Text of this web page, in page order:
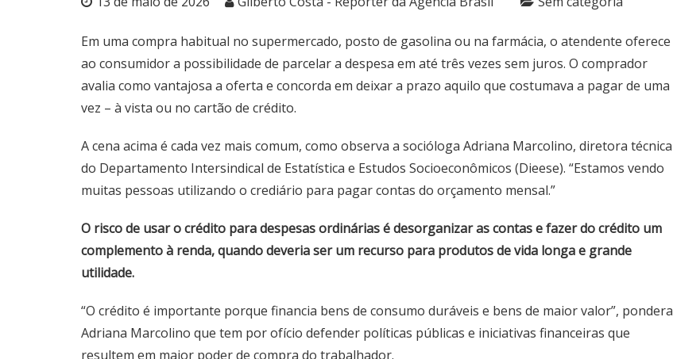
Em uma compra habitual no supermercado, posto de gasolina ou na farmácia, o atendente oferece
ao consumidor a possibilidade de parcelar a despesa em até três vezes sem juros. O comprador
avalia como vantajosa a oferta e concorda em deixar a prazo aquilo que costumava a pagar de uma
vez – à vista ou no cartão de crédito.
A cena acima é cada vez mais comum, como observa a socióloga Adriana Marcolino, diretora técnica
do Departamento Intersindical de Estatística e Estudos Socioeconômicos (Dieese). “Estamos vendo
muitas pessoas utilizando o crediário para pagar contas do orçamento mensal.”
O risco de usar o crédito para despesas ordinárias é desorganizar as contas e fazer do crédito um
complemento à renda, quando deveria ser um recurso para produtos de vida longa e grande
utilidade.
“O crédito é importante porque financia bens de consumo duráveis e bens de maior valor”, pondera
Adriana Marcolino que tem por ofício defender políticas públicas e iniciativas financeiras que
resultem em maior poder de compra do trabalhador.